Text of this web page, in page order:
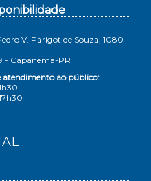
V. Parigot de Souza, 1080
- Capanema-PR
atendimento ao público: